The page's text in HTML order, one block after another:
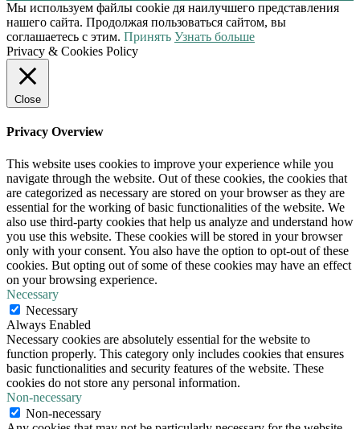
Мы используем файлы cookie дя наилучшего представления
нашего сайта. Продолжая пользоваться сайтом, вы
соглашаетесь с этим. Принять Узнать больше
Privacy & Cookies Policy
Close
Privacy Overview
This website uses cookies to improve your experience while you
navigate through the website. Out of these cookies, the cookies that
are categorized as necessary are stored on your browser as they are
essential for the working of basic functionalities of the website. We
also use third-party cookies that help us analyze and understand how
you use this website. These cookies will be stored in your browser
only with your consent. You also have the option to opt-out of these
cookies. But opting out of some of these cookies may have an effect
on your browsing experience.
Necessary
Necessary
Always Enabled
Necessary cookies are absolutely essential for the website to
function properly. This category only includes cookies that ensures
basic functionalities and security features of the website. These
cookies do not store any personal information.
Non-necessary
Non-necessary